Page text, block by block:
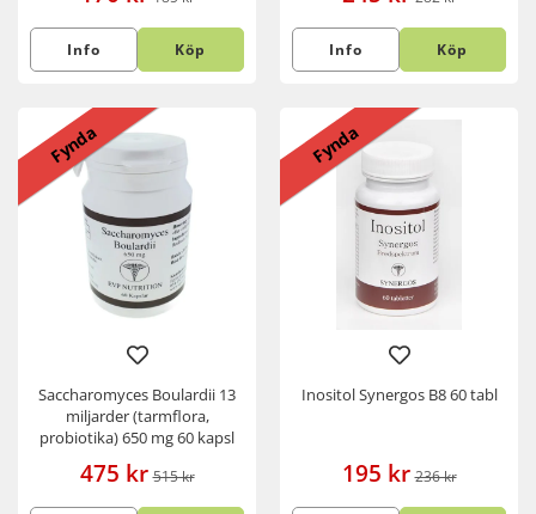
Info Köp Info Köp
Fynda
Saccharomyces Boulardii 13
miljarder (tarmflora,
probiotika) 650 mg 60 kapsl
475 kr 515 kr
Fynda
Inositol Synergos B8 60 tabl
195 kr 236 kr